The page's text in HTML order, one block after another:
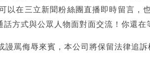
以在三立新聞粉絲團直播即時留言，
方式與公眾人物面對面交流！你還在
罵侮辱來賓，本公司將保留法律追訴